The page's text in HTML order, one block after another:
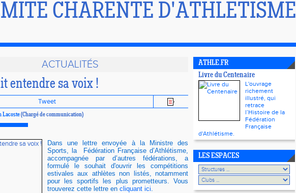
CHARENTE D'ATHLÉTISME
ACTUALITÉS
entendre sa voix !
Tweet
Lacoste(Chargé de communication)
Dans une lettre envoyée à la Ministre des
Sports, la
Fédération Française d’Athlétisme,
accompagnée par d’autres fédérations, a
formulé le souhait d'ouvrir les compétitions
estivales aux athlètes non listés, notamment
pour les sportifs les plus prometteurs. Vous
trouverez cette lettre en cliquant ici.
ATHLE.FR
Livre du Centenaire
L'ouvrage
richement
illustré, qui
retrace
l’Histoire de la
Fédération
Française
d'Athlétisme.
LES ESPACES